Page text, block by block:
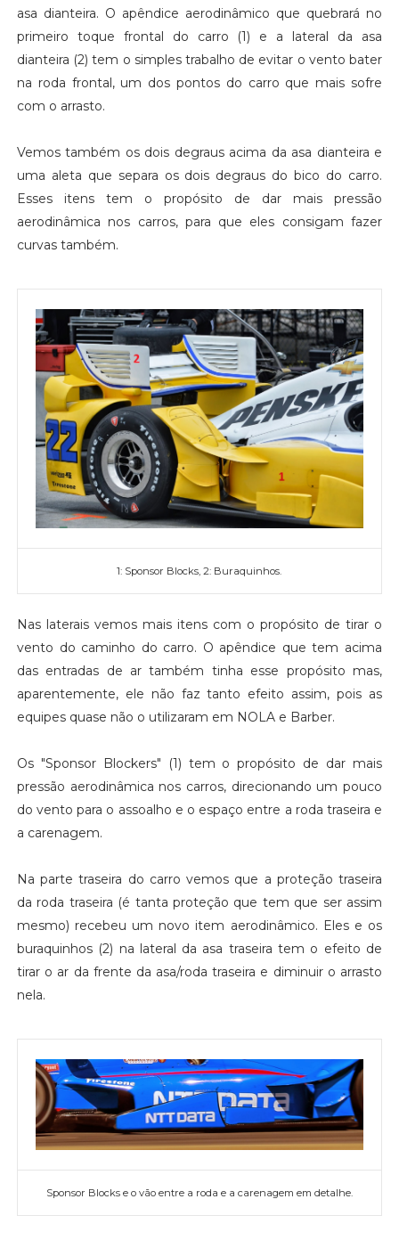
asa dianteira. O apêndice aerodinâmico que quebrará no
primeiro toque frontal do carro (1) e a lateral da asa
dianteira (2) tem o simples trabalho de evitar o vento bater
na roda frontal, um dos pontos do carro que mais sofre
com o arrasto.
Vemos também os dois degraus acima da asa dianteira e
uma aleta que separa os dois degraus do bico do carro.
Esses itens tem o propósito de dar mais pressão
aerodinâmica nos carros, para que eles consigam fazer
curvas também.
1: Sponsor Blocks, 2: Buraquinhos.
Nas laterais vemos mais itens com o propósito de tirar o
vento do caminho do carro. O apêndice que tem acima
das entradas de ar também tinha esse propósito mas,
aparentemente, ele não faz tanto efeito assim, pois as
equipes quase não o utilizaram em NOLA e Barber.
Os "Sponsor Blockers" (1) tem o propósito de dar mais
pressão aerodinâmica nos carros, direcionando um pouco
do vento para o assoalho e o espaço entre a roda traseira e
a carenagem.
Na parte traseira do carro vemos que a proteção traseira
da roda traseira (é tanta proteção que tem que ser assim
mesmo) recebeu um novo item aerodinâmico. Eles e os
buraquinhos (2) na lateral da asa traseira tem o efeito de
tirar o ar da frente da asa/roda traseira e diminuir o arrasto
nela.
Sponsor Blocks e o vão entre a roda e a carenagem em detalhe.